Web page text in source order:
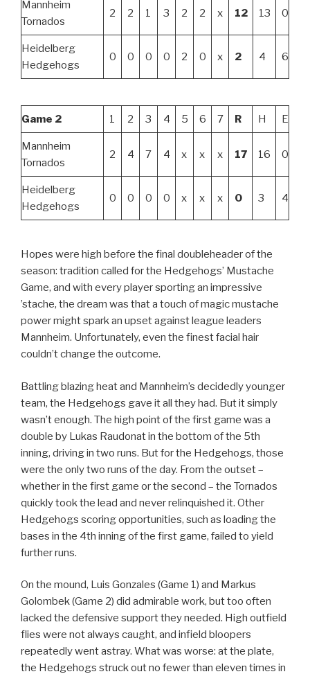
Mannheim
Tornados
2 2 1 3 2 2 x 12 13 0
Heidelberg
Hedgehogs
0 0 0 0 2 0 x 2 4 6
Game 2 1 2 3 4 5 6 7 R H E
Mannheim
Tornados
2 4 7 4 x x x 17 16 0
Heidelberg
Hedgehogs
0 0 0 0 x x x 0 3 4
Hopes were high before the final doubleheader of the
season: tradition called for the Hedgehogs’ Mustache
Game, and with every player sporting an impressive
’stache, the dream was that a touch of magic mustache
power might spark an upset against league leaders
Mannheim. Unfortunately, even the finest facial hair
couldn’t change the outcome.
Battling blazing heat and Mannheim’s decidedly younger
team, the Hedgehogs gave it all they had. But it simply
wasn’t enough. The high point of the first game was a
double by Lukas Raudonat in the bottom of the 5th
inning, driving in two runs. But for the Hedgehogs, those
were the only two runs of the day. From the outset –
whether in the first game or the second – the Tornados
quickly took the lead and never relinquished it. Other
Hedgehogs scoring opportunities, such as loading the
bases in the 4th inning of the first game, failed to yield
further runs.
On the mound, Luis Gonzales (Game 1) and Markus
Golombek (Game 2) did admirable work, but too often
lacked the defensive support they needed. High outfield
flies were not always caught, and infield bloopers
repeatedly went astray. What was worse: at the plate,
the Hedgehogs struck out no fewer than eleven times in